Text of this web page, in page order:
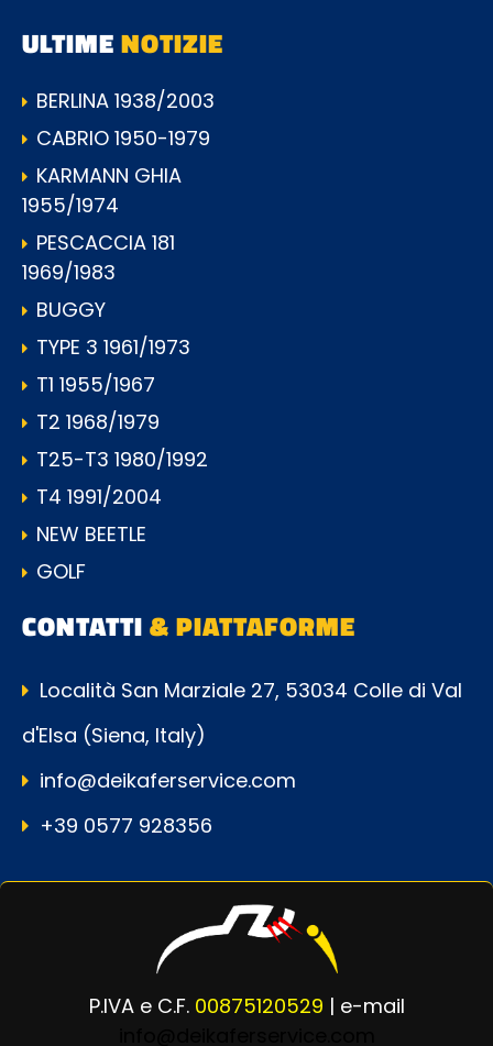
ULTIMENOTIZIE
BERLINA 1938/2003
CABRIO 1950-1979
KARMANN GHIA
1955/1974
PESCACCIA 181
1969/1983
BUGGY
TYPE 3 1961/1973
T1 1955/1967
T2 1968/1979
T25-T3 1980/1992
T4 1991/2004
NEW BEETLE
GOLF
CONTATTI& PIATTAFORME
Località San Marziale 27, 53034 Colle di Val
d'Elsa (Siena, Italy)
info@deikaferservice.com
+39 0577 928356
P.IVA e C.F. 00875120529 | e-mail